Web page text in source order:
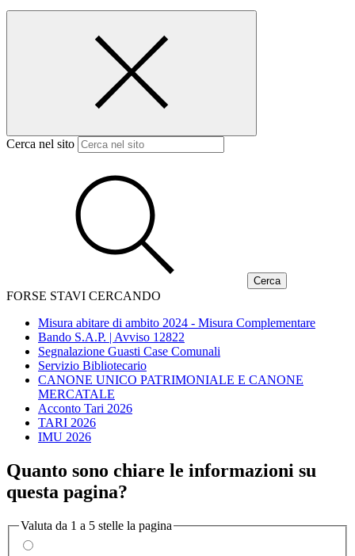
Cerca nel sito
FORSE STAVI CERCANDO
Misura abitare di ambito 2024 - Misura Complementare
Bando S.A.P. | Avviso 12822
Segnalazione Guasti Case Comunali
Servizio Bibliotecario
CANONE UNICO PATRIMONIALE E CANONE
MERCATALE
Acconto Tari 2026
TARI 2026
IMU 2026
Quanto sono chiare le informazioni su
questa pagina?
Valuta da 1 a 5 stelle la pagina